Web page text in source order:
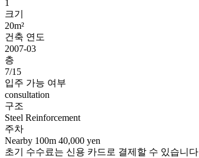
1
크기
20m²
건축 연도
2007-03
층
7/15
입주 가능 여부
consultation
구조
Steel Reinforcement
주차
Nearby 100m 40,000 yen
초기 수수료는 신용 카드로 결제할 수 있습니다